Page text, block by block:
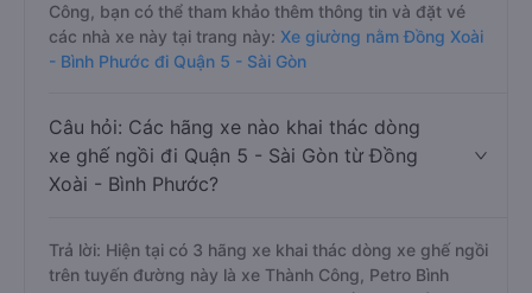
Công, bạn có thể tham khảo thêm thông tin và đặt vé
các nhà xe này tại trang này: Xe giường nằm Đồng Xoài
- Bình Phước đi Quận 5 - Sài Gòn
Câu hỏi: Các hãng xe nào khai thác dòng
xe ghế ngồi đi Quận 5 - Sài Gòn từ Đồng
Xoài - Bình Phước?
Trả lời: Hiện tại có 3 hãng xe khai thác dòng xe ghế ngồi
trên tuyến đường này là xe Thành Công, Petro Bình